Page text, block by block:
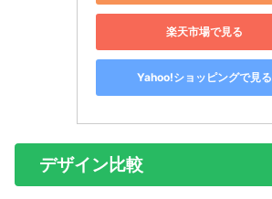
楽天市場で見る
Yahoo!ショッピングで見る
デザイン比較